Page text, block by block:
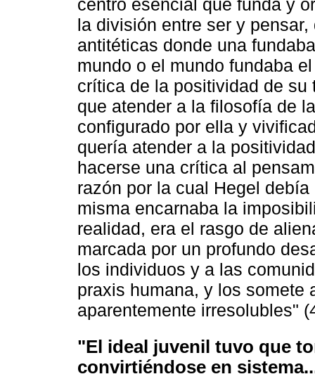
centro esencial que funda y
la división entre ser y
antitéticas donde una
mundo o el mundo fundaba
crítica de la positividad de su
que atender a la filosofía de
configurado por ella y
quería atender a la
hacerse una crítica al
razón por la cual Hegel
misma encarnaba la
realidad, era el rasgo de
marcada por un profundo
los individuos y a las
praxis humana, y los somete
aparentemente irresolubles"
"El ideal juvenil tuvo que
convirtiéndose en